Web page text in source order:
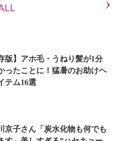
版】アホ毛・うねり髪が1分
ったことに！猛暑のお助けヘ
テム16選
京子さん「炭水化物も何でも